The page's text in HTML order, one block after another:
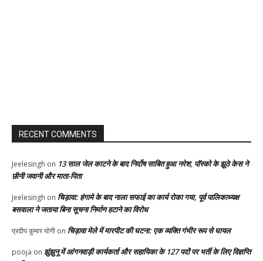
RECENT COMMENTS
Jeelesingh on 13 साल जेल काटने के बाद निर्दोष साबित हुआ नरेश, पॉस्को के झूठे केस ने
छीनी जवानी और माता-पिता
Jeelesingh on चिड़ावा: हंगामे के बाद नाला सफाई का कार्य रोका गया, पूर्व पालिकाध्यक्ष
बसवाला ने जताया बिना सूचना निर्माण हटाने का विरोध
प्रदीप कुमार योगी on चिड़ावा मेले में मारपीट की घटना: एक व्यक्ति गंभीर रूप से घायल
pooja on झुंझुनू में आंगनवाड़ी कार्यकर्ता और सहायिका के 127 पदों पर भर्ती के लिए विज्ञप्ति